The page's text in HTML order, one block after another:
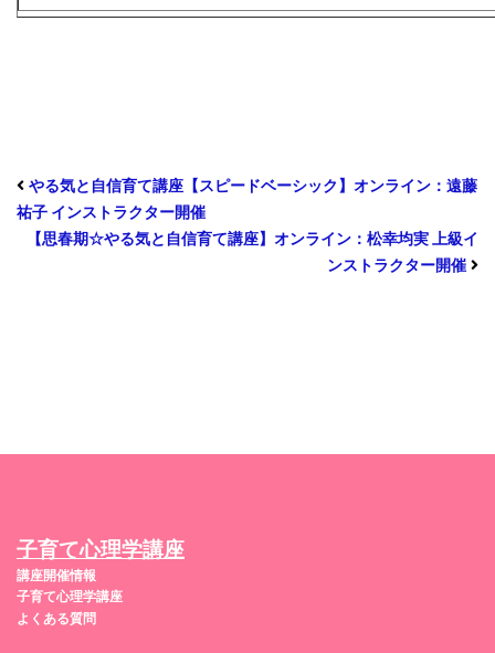
やる気と自信育て講座【スピードベーシック】オンライン：遠藤
祐子 インストラクター開催
【思春期☆やる気と自信育て講座】オンライン：松幸均実 上級イ
ンストラクター開催
子育て心理学講座
講座開催情報
子育て心理学講座
よくある質問